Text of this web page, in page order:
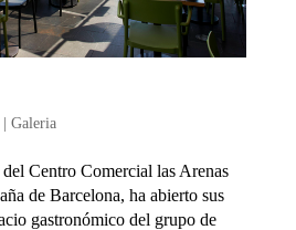
Galeria
Centro Comercial las Arenas
de Barcelona, ha abierto sus
gastronómico del grupo de